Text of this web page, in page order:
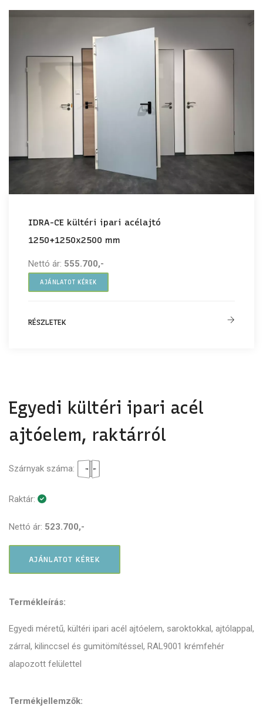
IDRA-CE kültéri ipari acélajtó
1250+1250x2500 mm
Nettó ár: 555.700,-
AJÁNLATOT KÉREK
RÉSZLETEK
Egyedi kültéri ipari acél
ajtóelem, raktárról
Szárnyak száma:
Raktár:
Nettó ár: 523.700,-
AJÁNLATOT KÉREK
Termékleírás:
Egyedi méretű, kültéri ipari acél ajtóelem, saroktokkal, ajtólappal,
zárral, kilinccsel és gumitömítéssel, RAL9001 krémfehér
alapozott felülettel
Termékjellemzők: